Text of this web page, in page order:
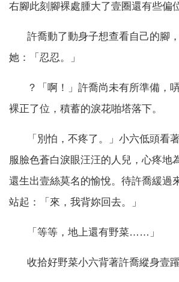
右腳此刻腳裸處腫大了壹圈還有些偏
許喬動了動身子想查看自己的腳
她：「忍忍。」
？「啊！」許喬尚未有所準備，
裸正了位，積蓄的淚花啪塔落下。
「別怕，不疼了。」小六低頭看
服臉色蒼白淚眼汪汪的人兒，心疼地
還生出壹絲莫名的愉悅。待許喬緩過
站起：「來，我背妳回去。」
「等等，地上還有野菜……」
收拾好野菜小六背著許喬縱身壹躍